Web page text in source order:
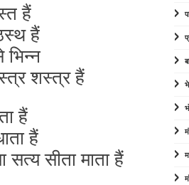
हैं
हैं
शस्त्र हैं
हैं
हैं
सत्य सीता माता हैं